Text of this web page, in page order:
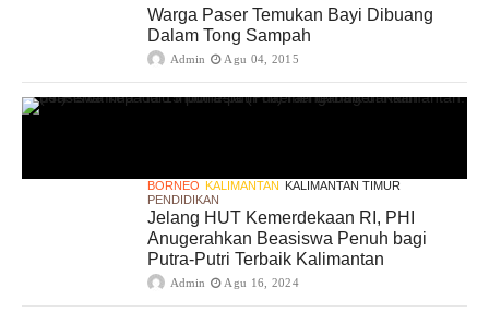
Warga Paser Temukan Bayi Dibuang
Dalam Tong Sampah
Admin Agu 04, 2015
BORNEO KALIMANTAN KALIMANTAN TIMUR
PENDIDIKAN
Jelang HUT Kemerdekaan RI, PHI
Anugerahkan Beasiswa Penuh bagi
Putra-Putri Terbaik Kalimantan
Admin Agu 16, 2024